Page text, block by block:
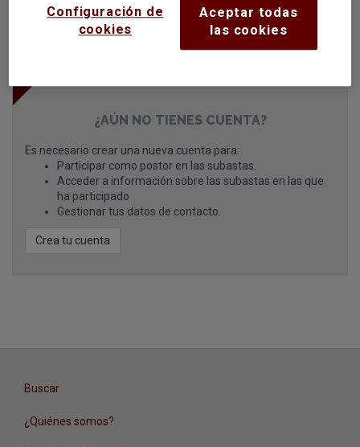
Entrar con certificado digital
¿AÚN NO TIENES CUENTA?
Es necesario crear una nueva cuenta para:
Participar como postor en las subastas.
Acceder a información sobre las subastas en las que
ha participado
Gestionar tus datos de contacto.
Crea tu cuenta
Buscar
¿Quiénes somos?
Aceptar todas
las cookies
Configuración de
cookies